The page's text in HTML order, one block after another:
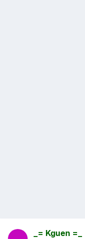
_= Kguen =_